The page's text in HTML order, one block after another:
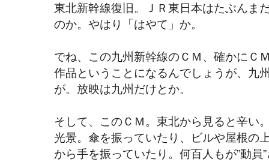
東北新幹線復旧。ＪＲ東日本はたぶんま
のか。やはり「はやて」か。
でね、この九州新幹線のＣＭ、確かにＣ
作品ということになるんでしょうが、九
が。放映は九州だけとか。
そして、このＣＭ。東北から見ると辛い
光景。傘を振っていたり、ビルや屋根の
から手を振っていたり。何百人もが”動員